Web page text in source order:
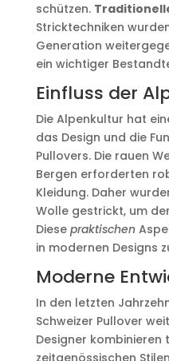
schützen.
Stricktechniken
Generation
ein wichtiger
Einfluss der
Die Alpenkultur hat
das Design und die
Pullovers. Die rauen
Bergen erforderten
Kleidung. Daher
Wolle gestrickt, um
Diese praktischen
in modernen Designs
Moderne
In den letzten
Schweizer Pullover
Designer kombinieren
zeitgenössischen